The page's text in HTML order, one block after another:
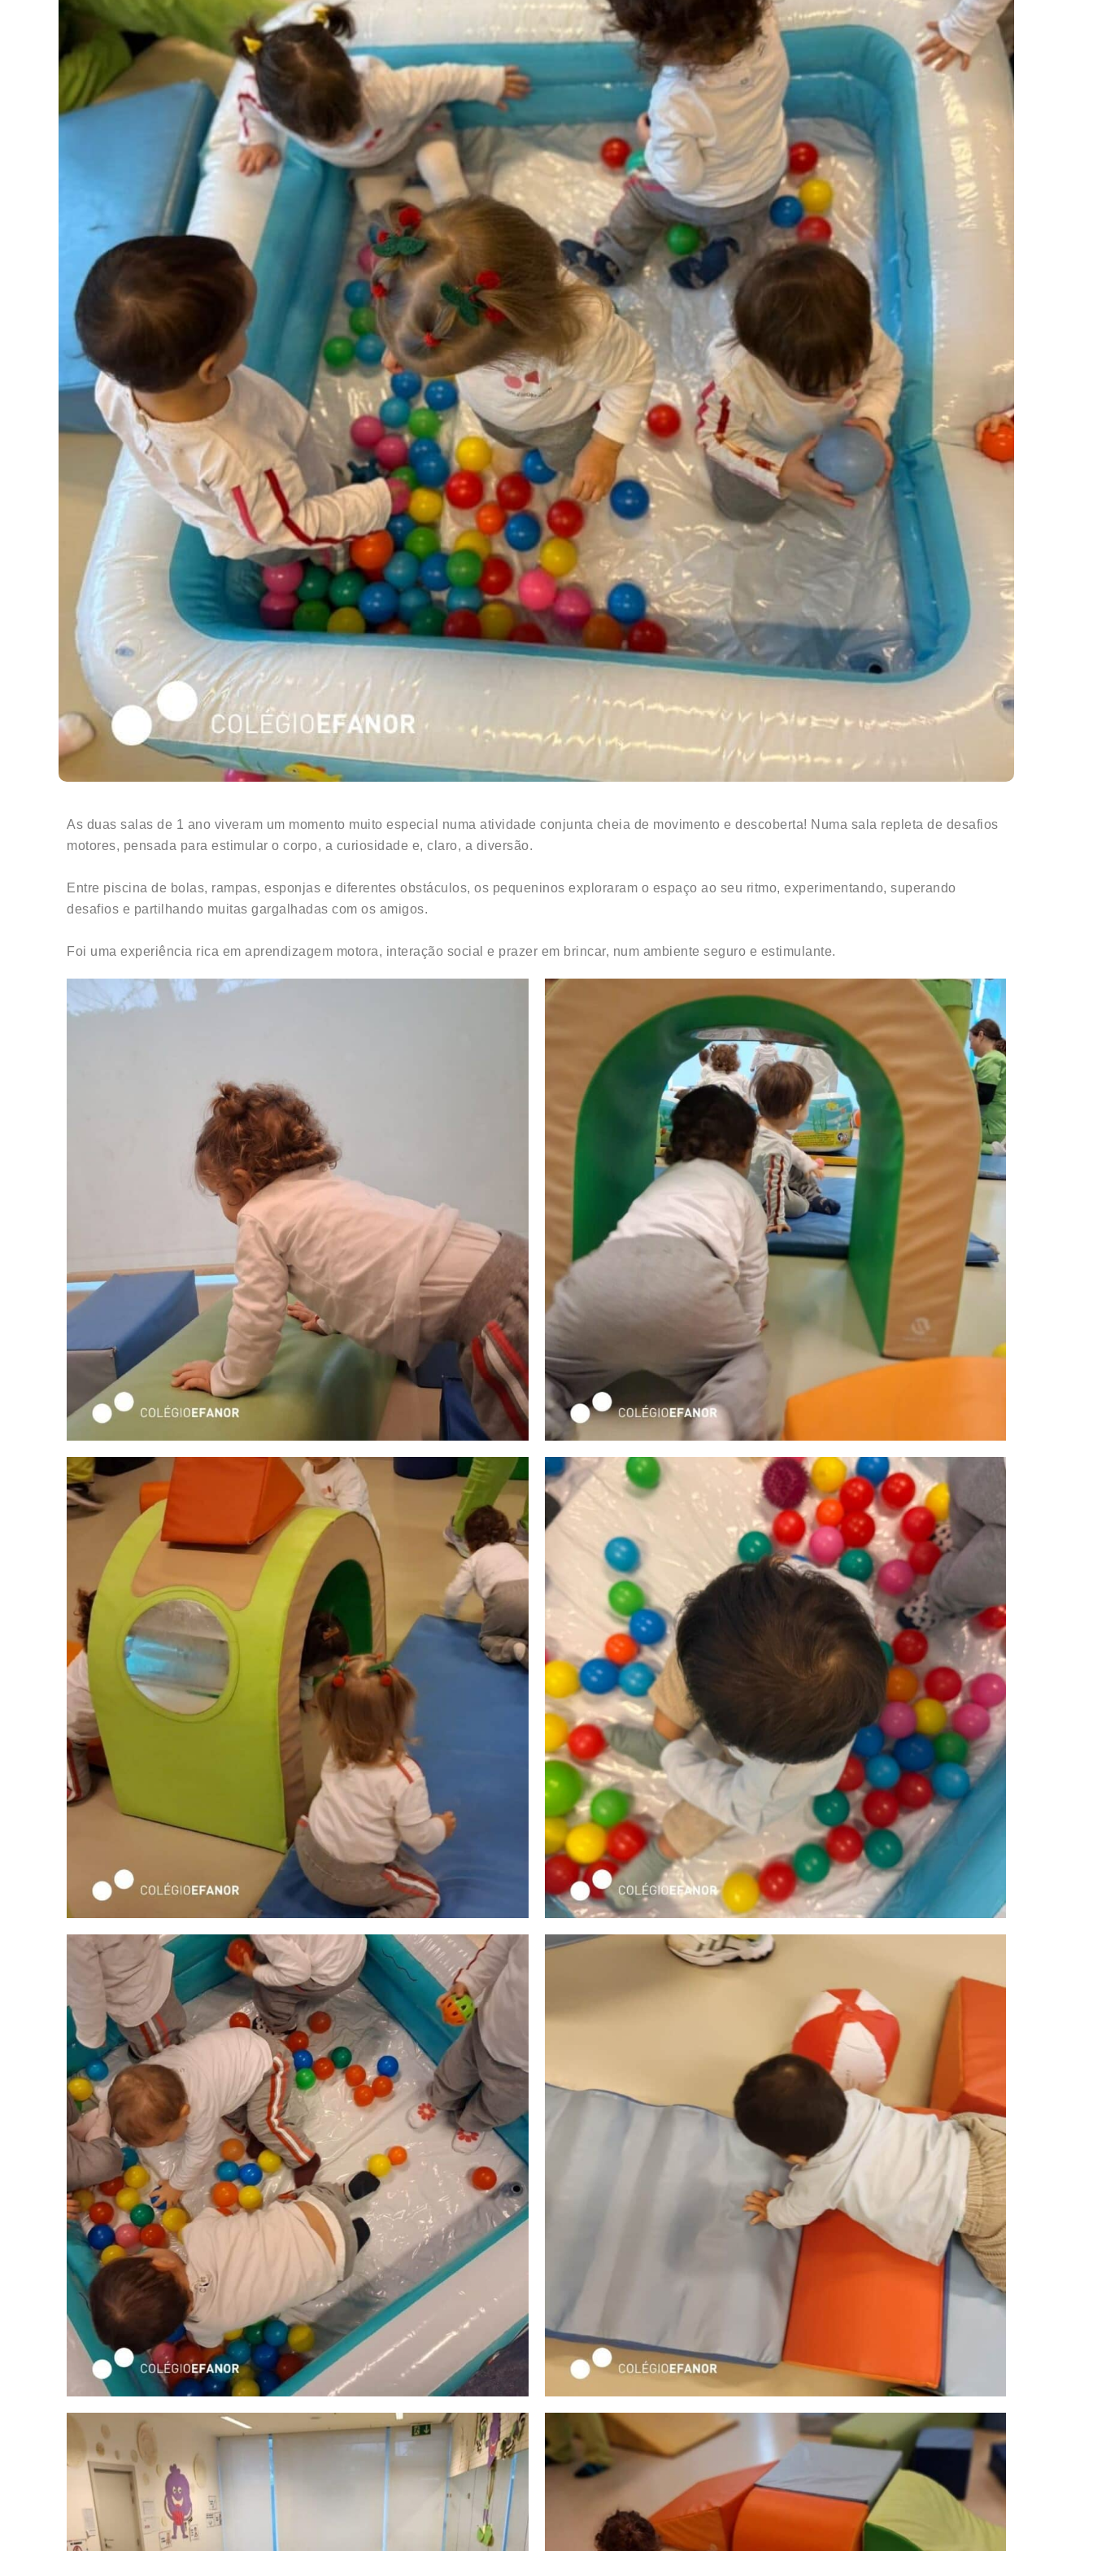
As duas salas de 1 ano viveram um momento muito especial numa atividade conjunta cheia de movimento e descoberta! Numa sala repleta de desafios
motores, pensada para estimular o corpo, a curiosidade e, claro, a diversão.
Entre piscina de bolas, rampas, esponjas e diferentes obstáculos, os pequeninos exploraram o espaço ao seu ritmo, experimentando, superando
desafios e partilhando muitas gargalhadas com os amigos.
Foi uma experiência rica em aprendizagem motora, interação social e prazer em brincar, num ambiente seguro e estimulante.